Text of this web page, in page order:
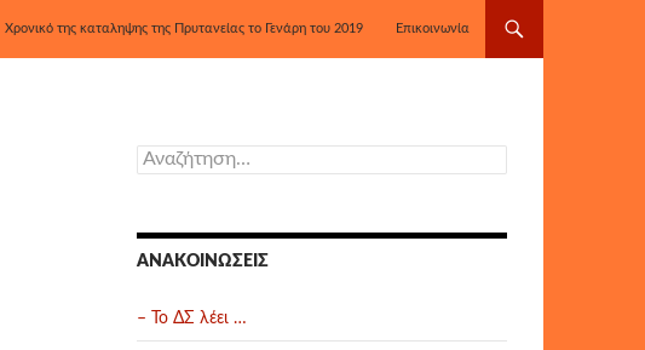
Χρονικό της καταληψης της Πρυτανείας το Γενάρη του 2019 Επικοινωνία
Αναζήτηση
για:
ΑΝΑΚΟΙΝΏΣΕΙΣ
– Το ΔΣ λέει …